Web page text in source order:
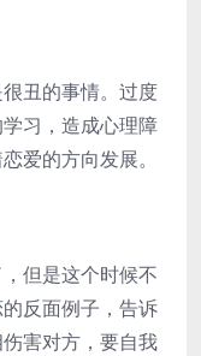
丑的事情。过度
习，造成心理障
爱的方向发展。
但是这个时候不
反面例子，告诉
害对方，要自我